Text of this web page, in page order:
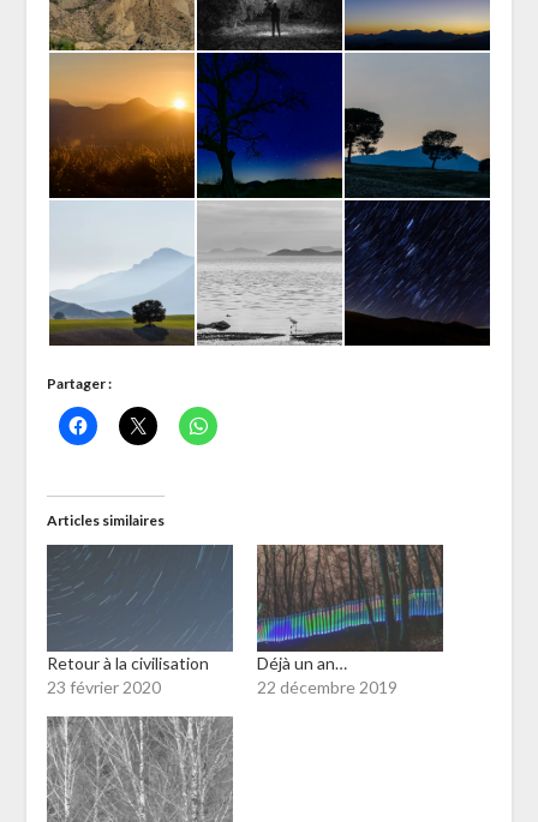
Partager :
Articles similaires
Retour à la civilisation
23 février 2020
Déjà un an…
22 décembre 2019